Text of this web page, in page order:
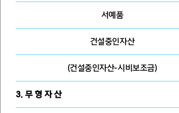
서예품
건설중인자산
(건설중인자산-시비보조금)
3. 무 형 자 산